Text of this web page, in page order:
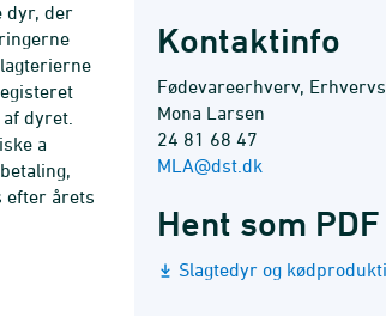
Kontaktinfo
Fødevareerhverv,
Mona Larsen
24 81 68 47
MLA@dst.dk
Hent som PDF
Slagtedyr og
dyr, der
dyret.
a
efter årets